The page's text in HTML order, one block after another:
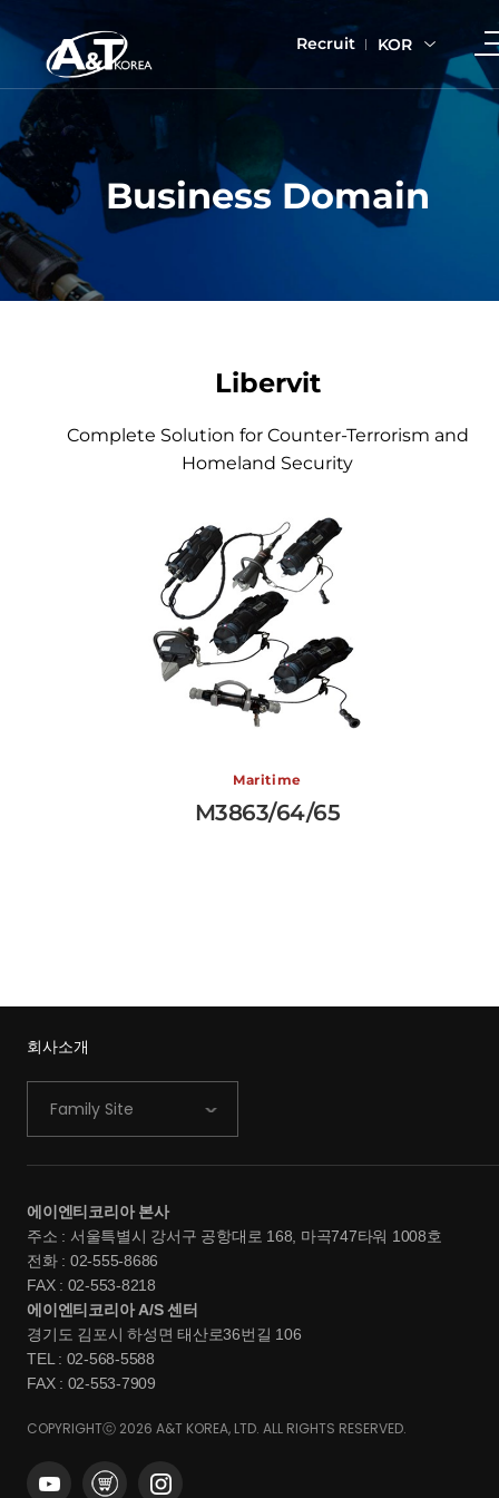
Recruit KOR
Business Domain
Libervit
Complete Solution for Counter-Terrorism and
Homeland Security
M3863/64/65Maritime
M3863/64/65
회사소개
Family Site
에이엔티코리아 본사
주소 : 서울특별시 강서구 공항대로 168, 마곡747타워 1008호
전화 : 02-555-8686
FAX : 02-553-8218
에이엔티코리아 A/S 센터
경기도 김포시 하성면 태산로36번길 106
TEL : 02-568-5588
FAX : 02-553-7909
COPYRIGHTⓒ 2026 A&T KOREA, LTD. ALL RIGHTS RESERVED.